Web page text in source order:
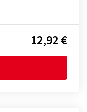
12,92 €